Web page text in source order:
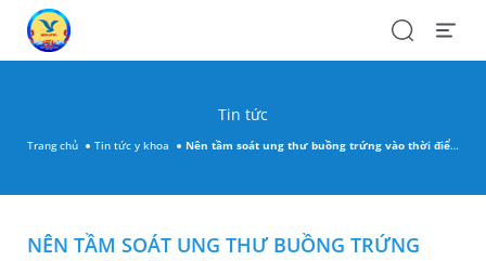
SearchOpen
Tin tức
Trang chủ Tin tức y khoa Nên tầm soát ung thư buồng trứng vào thời điểm nào?
NÊN TẦM SOÁT UNG THƯ BUỒNG TRỨNG